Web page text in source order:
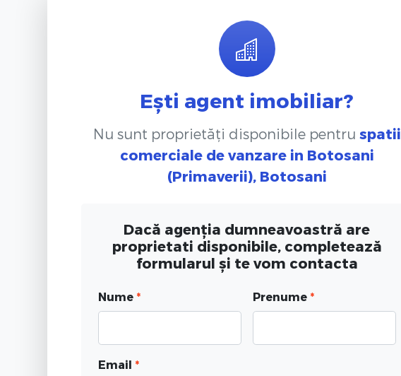
Ești agent imobiliar?
Nu sunt proprietăți disponibile pentru spatii
comerciale de vanzare in Botosani
(Primaverii), Botosani
Dacă agenția dumneavoastră are
proprietati disponibile, completează
formularul și te vom contacta
Nume * Prenume *
Email *